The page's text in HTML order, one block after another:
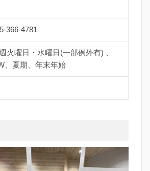
366-4781
火曜日・水曜日(一部例外有) 、
、夏期、年末年始